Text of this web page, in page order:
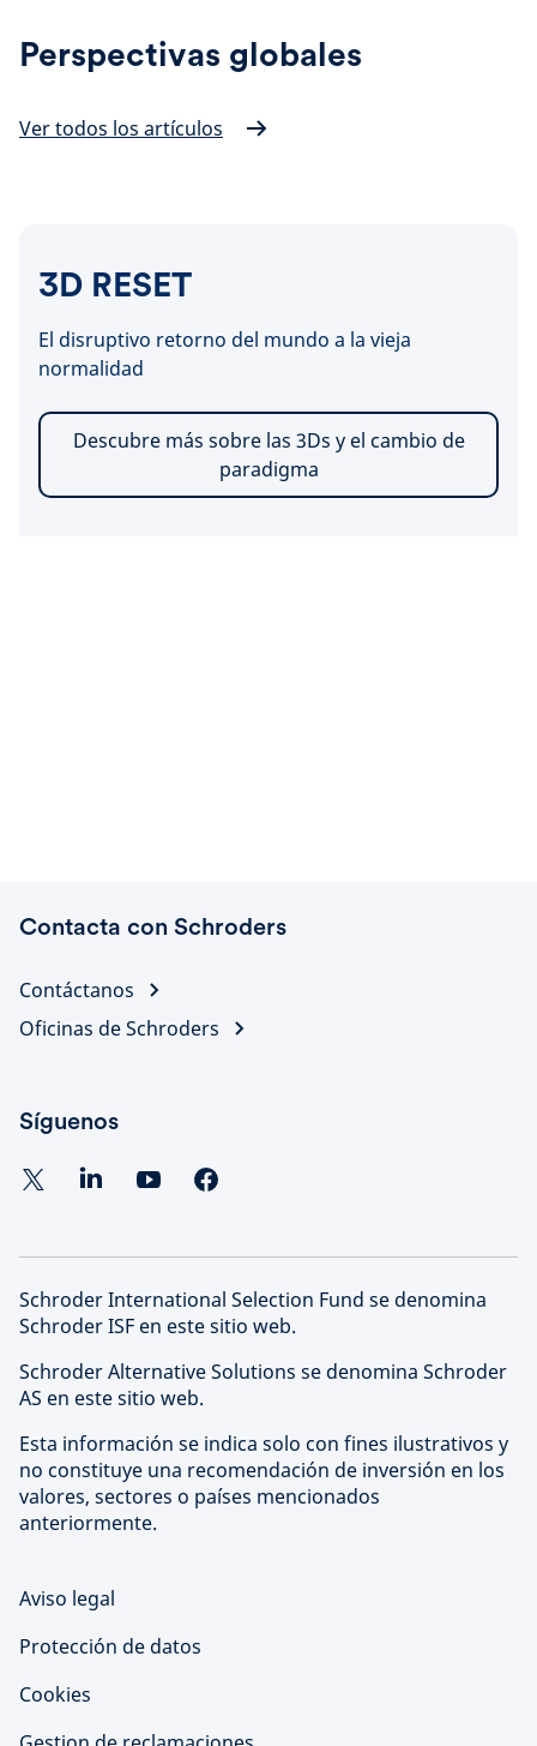
Perspectivas globales
Ver todos los artículos
3D RESET
El disruptivo retorno del mundo a la vieja
normalidad
Descubre más sobre las 3Ds y el cambio de
paradigma
Contacta con Schroders
Contáctanos
Oficinas de Schroders
Síguenos
Schroder International Selection Fund se denomina
Schroder ISF en este sitio web.
Schroder Alternative Solutions se denomina Schroder
AS en este sitio web.
Esta información se indica solo con fines ilustrativos y
no constituye una recomendación de inversión en los
valores, sectores o países mencionados
anteriormente.
Aviso legal
Protección de datos
Cookies